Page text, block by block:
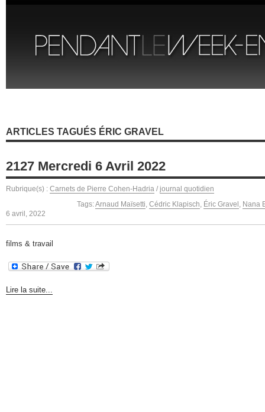
ARTICLES TAGUÉS ÉRIC GRAVEL
2127 Mercredi 6 Avril 2022
Rubrique(s) : Carnets de Pierre Cohen-Hadria / journal quotidien
Tags:Arnaud Maïsetti, Cédric Klapisch, Éric Gravel , Nana
6 avril, 2022
films & travail
Lire la suite...